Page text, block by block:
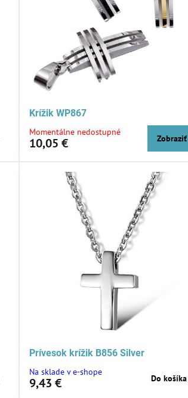
Krížik WP867
Momentálne nedostupné
10,05 € Zobraziť
Prívesok krížik B856 Silver
Na sklade v e-shope
9,43 € Do košíka